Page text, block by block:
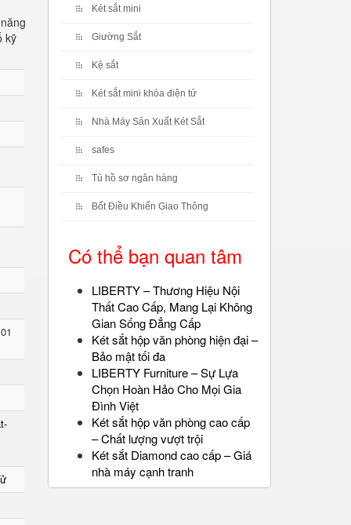
kỹ
Két sắt mini
Giường Sắt
Kệ sắt
Két sắt mini khóa điện tử
Nhà Máy Sản Xuất Két Sắt
safes
Tủ hồ sơ ngân hàng
Bốt Điều Khiển Giao Thông
Có thể bạn quan tâm
LIBERTY – Thương Hiệu Nội
Thất Cao Cấp, Mang Lại Không
Gian Sống Đẳng Cấp
Két sắt hộp văn phòng hiện đại –
Bảo mật tối đa
LIBERTY Furniture – Sự Lựa
Chọn Hoàn Hảo Cho Mọi Gia
Đình Việt
Két sắt hộp văn phòng cao cấp
– Chất lượng vượt trội
Két sắt Diamond cao cấp – Giá
nhà máy cạnh tranh